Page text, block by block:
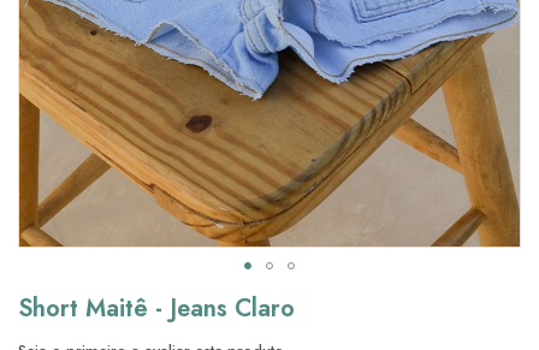
Short Maitê - Jeans Claro
Saltar
para
o